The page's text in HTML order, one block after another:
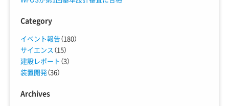
Category
イベント報告（180）
サイエンス （15）
建設レポート （3）
装置開発（36）
Archives